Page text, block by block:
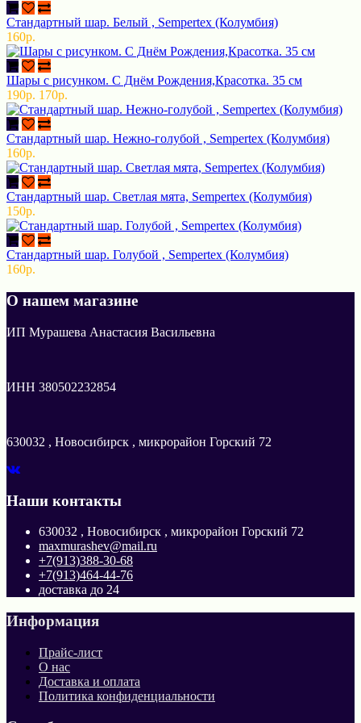
Стандартный шар. Белый , Sempertex (Колумбия)
160р.
Шары с рисунком. С Днём Рождения,Красотка. 35 см
190р. 170р.
Стандартный шар. Нежно-голубой , Sempertex (Колумбия)
160р.
Стандартный шар. Светлая мята, Sempertex (Колумбия)
150р.
Стандартный шар. Голубой , Sempertex (Колумбия)
160р.
О нашем магазине
ИП Мурашева Анастасия Васильевна
ИНН 380502232854
630032 , Новосибирск , микрорайон Горский 72
Наши контакты
630032 , Новосибирск , микрорайон Горский 72
maxmurashev@mail.ru
+7(913)388-30-68
+7(913)464-44-76
доставка до 24
Информация
Прайс-лист
О нас
Доставка и оплата
Политика конфиденциальности